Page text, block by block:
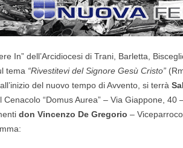
In” dell’Arcidiocesi di Trani, Barletta,
tema “Rivestitevi del Signore Gesù Cristo”
del nuovo tempo di Avvento, si terrà
Cenacolo “Domus Aurea” – Via Giappone, 40
don Vincenzo De Gregorio –